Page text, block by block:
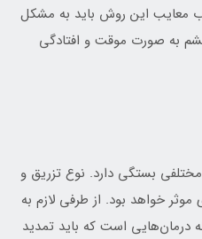
معایب این روش باید به مشکل
به صورت موقت و افتادگی
بستگی دارد. نوع تزریق و
خواهد بود. از طرفی لازم به
درمان‌هایی است که باید تمدید